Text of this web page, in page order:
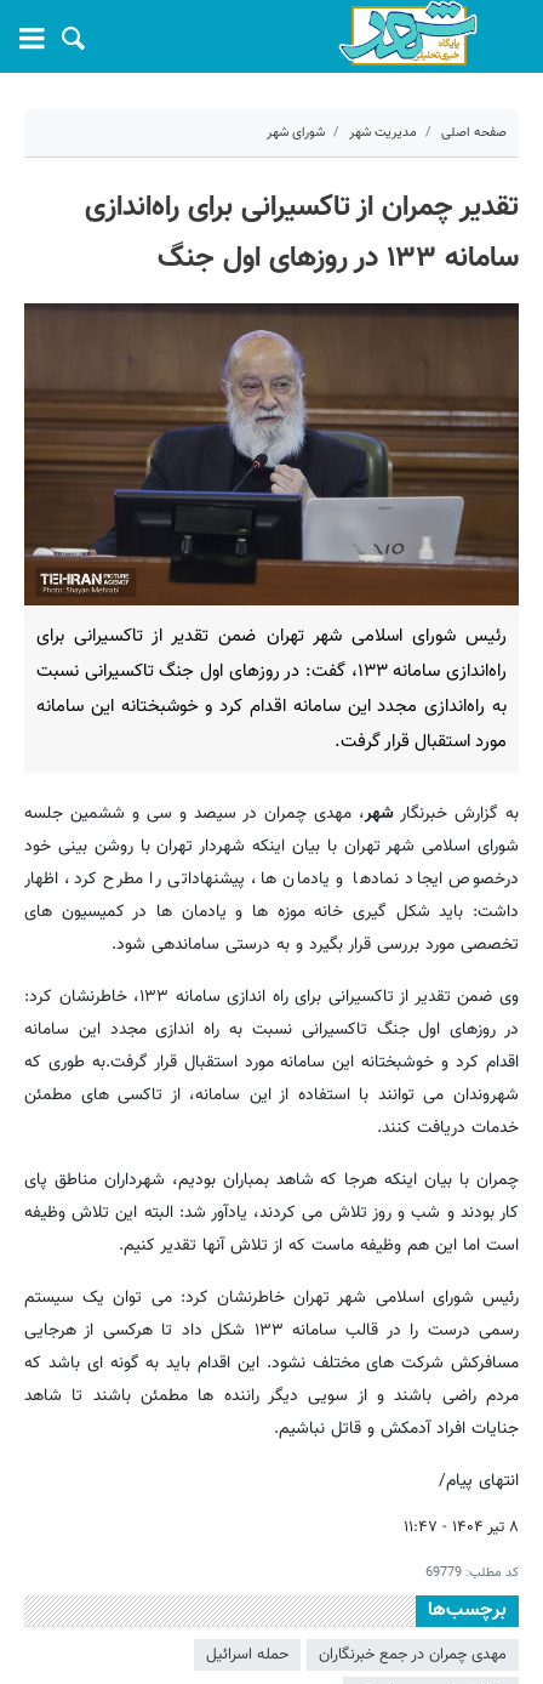
صفحه اصلی مدیریت شهر شورای شهر
کد مطلب: 69779
تقدیر چمران از تاکسیرانی برای راه‌اندازی
سامانه ۱۳۳ در روزهای اول جنگ
رئیس شورای اسلامی شهر تهران ضمن تقدیر از تاکسیرانی برای
راه‌اندازی سامانه ۱۳۳، گفت: در روزهای اول جنگ تاکسیرانی نسبت
به راه‌اندازی مجدد این سامانه اقدام کرد و خوشبختانه این سامانه
مورد استقبال قرار گرفت.
به گزارش خبرنگار شهر، مهدی چمران در سیصد و سی و ششمین جلسه
شورای اسلامی شهر تهران با بیان اینکه شهردار تهران با روشن بینی خود
درخصوص ایجاد نمادها و یادمان ها، پیشنهاداتی را مطرح کرد، اظهار
داشت: باید شکل گیری خانه موزه ها و یادمان ها در کمیسیون های
تخصصی مورد بررسی قرار بگیرد و به درستی ساماندهی شود.
وی ضمن تقدیر از تاکسیرانی برای راه اندازی سامانه ۱۳۳، خاطرنشان کرد:
در روزهای اول جنگ تاکسیرانی نسبت به راه اندازی مجدد این سامانه
اقدام کرد و خوشبختانه این سامانه مورد استقبال قرار گرفت.به طوری که
شهروندان می توانند با استفاده از این سامانه، از تاکسی های مطمئن
خدمات دریافت کنند.
چمران با بیان اینکه هرجا که شاهد بمباران بودیم، شهرداران مناطق پای
کار بودند و شب و روز تلاش می کردند، یادآور شد: البته این تلاش وظیفه
است اما این هم وظیفه ماست که از تلاش آنها تقدیر کنیم.
رئیس شورای اسلامی شهر تهران خاطرنشان کرد: می توان یک سیستم
رسمی درست را در قالب سامانه ۱۳۳ شکل داد تا هرکسی از هرجایی
مسافرکش شرکت های مختلف نشود. این اقدام باید به گونه ای باشد که
مردم راضی باشند و از سویی دیگر راننده ها مطمئن باشند تا شاهد
جنایات افراد آدمکش و قاتل نباشیم.
انتهای پیام/
۸ تیر ۱۴۰۴ - ۱۱:۴۷
کد مطلب: 69779
برچسب‌ها
مهدی چمران در جمع خبرنگاران
حمله اسرائیل